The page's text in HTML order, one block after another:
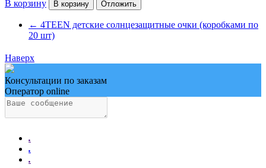
В корзину В корзину Отложить
← 4TEEN детские солнцезащитные очки (коробками по
20 шт)
Наверх
Консультации по заказам
Оператор online
.
.
.